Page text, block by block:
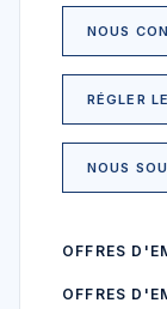
NOUS
RÉGLER
NOUS
OFFRES
OFFRES